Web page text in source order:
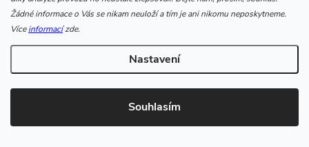
Žádné informace o Vás se nikam neuloží a tím je ani nikomu neposkytneme.
Víceinformacízde.
Nastavení
Souhlasím
Svářecí rukavice LUXWELD
–21 %
Svářečka MIG/MAG AlfaIn aXe
201 MIG LCD Synergy pro CO2
32 594 Kč
Měrná cena: